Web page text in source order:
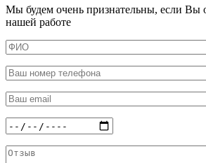
Мы будем очень признательны, если Вы
нашей работе